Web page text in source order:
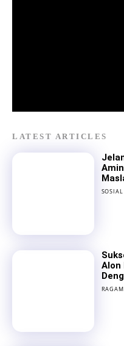
LATEST ARTICLES
SOSIAL
Alon
RAGAM